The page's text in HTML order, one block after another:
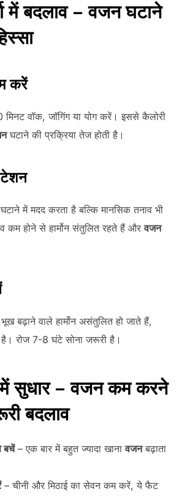
में बदलाव – वजन घटाने
करें
वॉक, जॉगिंग या योग करें। इससे कैलोरी
घटाने की प्रक्रिया तेज होती है।
में मदद करता है बल्कि मानसिक तनाव भी
कम होने से हार्मोन संतुलित रहते हैं औरवजन
बढ़ाने वाले हार्मोन असंतुलित हो जाते हैं,
रोज 7-8 घंटे सोना जरूरी है।
सुधार – वजन कम करने
बदलाव
बचें– एक बार में बहुत ज्यादा खानावजनबढ़ाता
– चीनी और मिठाई का सेवन कम करें, ये फैट